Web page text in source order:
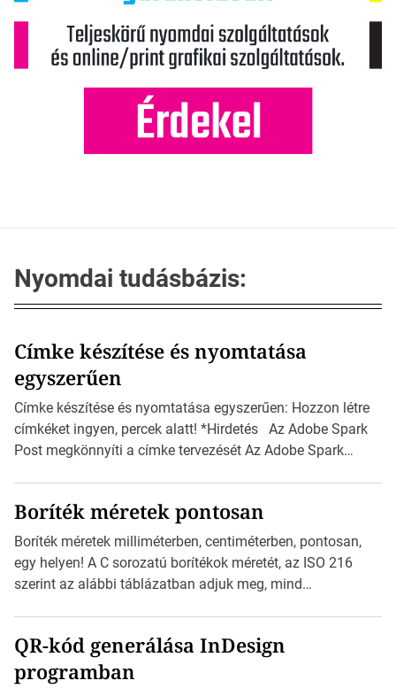
Nyomdai tudásbázis:
Címke készítése és nyomtatása
egyszerűen
Címke készítése és nyomtatása egyszerűen: Hozzon létre
címkéket ingyen, percek alatt! *Hirdetés Az Adobe Spark
Post megkönnyíti a címke tervezését Az Adobe Spark
igazán foroghatnak a kreatív fogaskerekek, miközben
zajlik a saját címke készítése. Hogyan készítsünk címkét?
Válasszon méretet és alakot: Válassza ki a kívánt címke
méretét. Akár néhány […]
Boríték méretek pontosan
Boríték méretek milliméterben, centiméterben, pontosan,
egy helyen! A C sorozatú borítékok méretét, az ISO 216
szerint az alábbi táblázatban adjuk meg, mind
mutatja az A4-es papírlaphoz viszonyítva. Az amerikai és
észak-amerikai boríték méretére az ISO 216 nem
vonatkozik. Boríték méretének táblázata C0-tól […]
QR-kód generálása InDesign
programban